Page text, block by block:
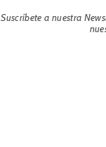
Suscríbete a nuestra